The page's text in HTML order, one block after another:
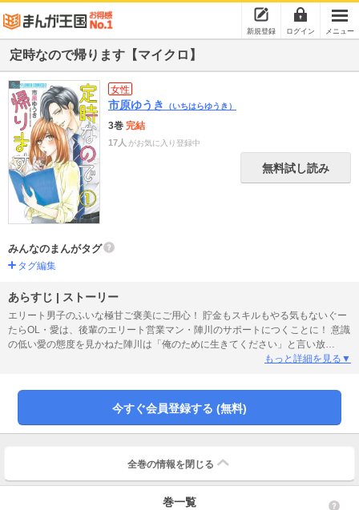
新規登録 ログイン メニュー
定時なので帰ります【マイクロ】
女性
市原ゆうき （いちはらゆうき）
3巻 完結
17人 がお気に入り登録中
無料試し読み
みんなのまんがタグ
タグ編集
あらすじ | ストーリー
エリート男子のふいな極甘ご褒美にご用心！ 貯金もスキルもやる気もないぐー
たらOL・愛は、後輩のエリート営業マン・陣川のサポートにつくことに！ 意識
の低い愛の態度を見かねた陣川は「俺のために生きてください」と言い放
もっと詳細を見る▼
今すぐ会員登録する (無料)
全巻の情報を 閉じる
巻一覧